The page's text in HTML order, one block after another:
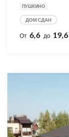
ПУШКИНО
ДОМ СДАН
От 6,6 до